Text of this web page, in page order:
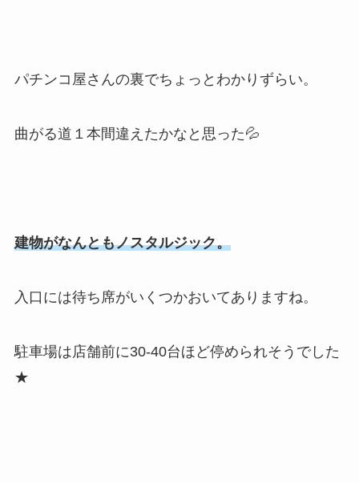
パチンコ屋さんの裏でちょっとわかりずらい。
曲がる道１本間違えたかなと思った💦
建物がなんともノスタルジック。
入口には待ち席がいくつかおいてありますね。
駐車場は店舗前に30-40台ほど停められそうでした
★